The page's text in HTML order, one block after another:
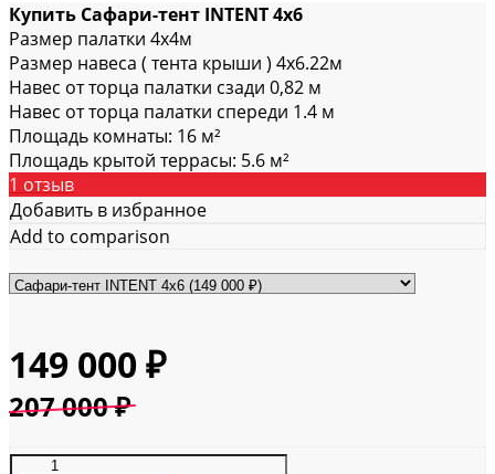
Купить Сафари-тент INTENT 4х6
Размер палатки 4x4м
Размер навеса ( тента крыши ) 4x6.22м
Навес от торца палатки сзади 0,82 м
Навес от торца палатки спереди 1.4 м
Площадь комнаты: 16 м²
Площадь крытой террасы: 5.6 м²
1 отзыв
Добавить в избранное
Add to comparison
149 000₽
207 000₽